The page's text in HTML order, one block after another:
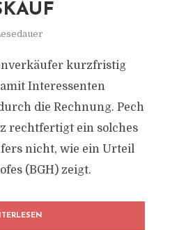
kurzfristig
Interessenten
die Rechnung. Pech
rechtfertigt ein solches
nicht, wie ein Urteil
(BGH) zeigt.